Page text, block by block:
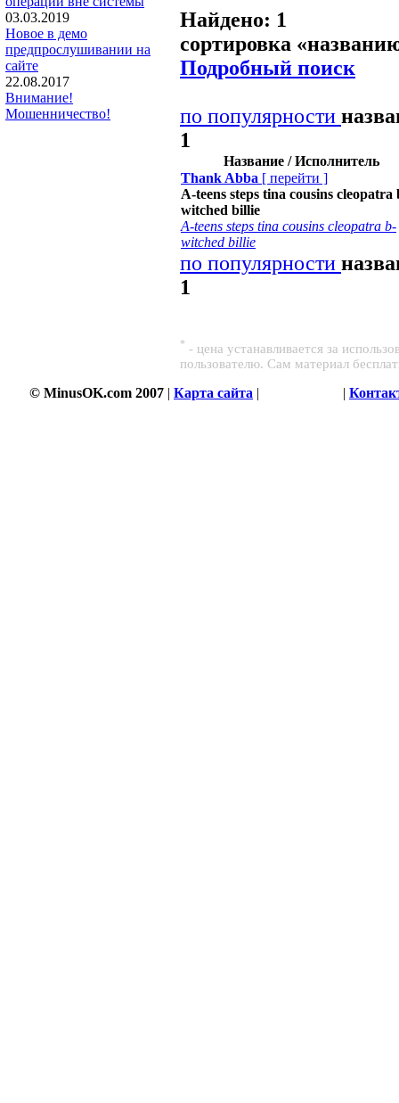
03.03.2019
Новое в демо
предпрослушивании на
сайте
22.08.2017
Внимание!
Мошенничество!
Найдено: 1
сортировка «
Подробный поиск
по популярности
1
Название / Исполнитель
Thank Abba [ перейти ]
A-teens steps tina cousins cleopatra
witched billie
A-teens steps tina cousins cleopatra b-
witched billie
по популярности
1
* - цена устанавливается за
пользователю. Сам материал
© MinusOK.com 2007 | Карта сайта | |